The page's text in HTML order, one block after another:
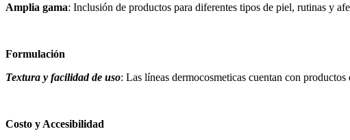
Amplia gama: Inclusión de productos para diferentes tipos de piel, rutinas y
Formulación
Textura y facilidad de uso: Las líneas dermocosmeticas cuentan con
Costo y Accesibilidad